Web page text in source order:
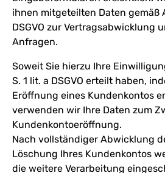
ihnen mitgeteilten Daten gemäß
DSGVO zur Vertragsabwicklung
Anfragen.
Soweit Sie hierzu Ihre
S. 1 lit. a DSGVO erteilt haben,
Eröffnung eines Kundenkontos
verwenden wir Ihre Daten zum
Kundenkontoeröffnung.
Nach vollständiger Abwicklung
Löschung Ihres Kundenkontos
die weitere Verarbeitung